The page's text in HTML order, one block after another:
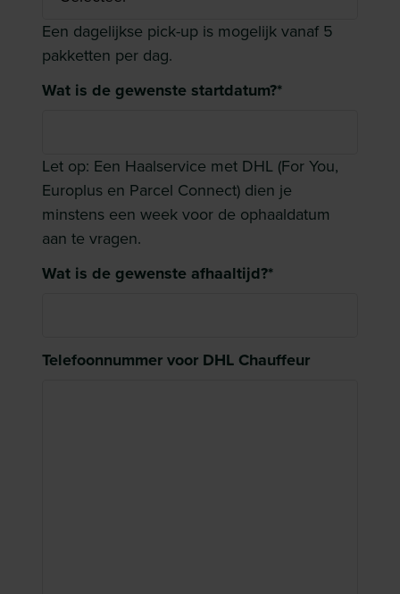
Een dagelijkse pick-up is mogelijk vanaf 5
pakketten per dag.
Wat is de gewenste startdatum?*
Let op: Een Haalservice met DHL (For You,
Europlus en Parcel Connect) dien je
minstens een week voor de ophaaldatum
aan te vragen.
Wat is de gewenste afhaaltijd?*
Telefoonnummer voor DHL Chauffeur